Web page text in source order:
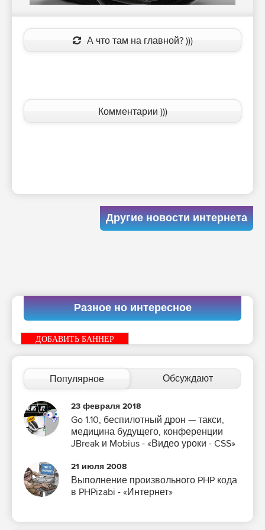
А что там на главной? )))
Комментарии )))
Другие новости интернета
Разное но интересное
ДОБАВИТЬ БАННЕР
Популярное Обсуждают
23 февраля 2018
Go 1.10, беспилотный дрон — такси,
медицина будущего, конференции
JBreak и Mobius - «Видео уроки - CSS»
21 июля 2008
Выполнение произвольного PHP кода
в PHPizabi - «Интернет»